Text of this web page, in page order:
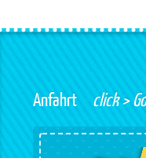
Anfahrt click >